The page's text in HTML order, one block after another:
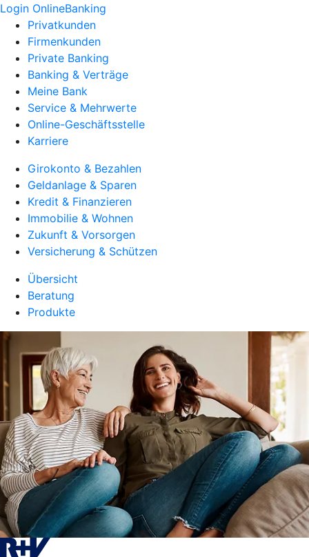
Login OnlineBanking
Privatkunden
Firmenkunden
Private Banking
Banking & Verträge
Meine Bank
Service & Mehrwerte
Online-Geschäftsstelle
Karriere
Girokonto & Bezahlen
Geldanlage & Sparen
Kredit & Finanzieren
Immobilie & Wohnen
Zukunft & Vorsorgen
Versicherung & Schützen
Übersicht
Beratung
Produkte